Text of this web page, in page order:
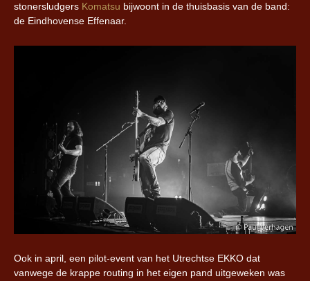
stonersludgers Komatsu bijwoont in de thuisbasis van de band:
de Eindhovense Effenaar.
Ook in april, een pilot-event van het Utrechtse EKKO dat
vanwege de krappe routing in het eigen pand uitgeweken was